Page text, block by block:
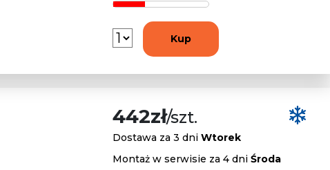
Kup
442zł/szt.
Dostawa za 3 dni Wtorek
Montaż w serwisie za 4 dni Środa